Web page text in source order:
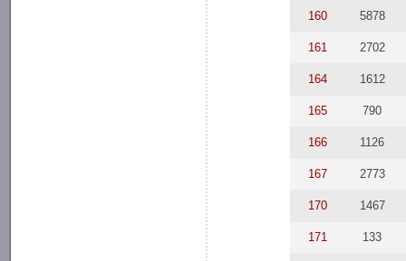
160 5878
161 2702
164 1612
165 790
166 1126
167 2773
170 1467
171 133